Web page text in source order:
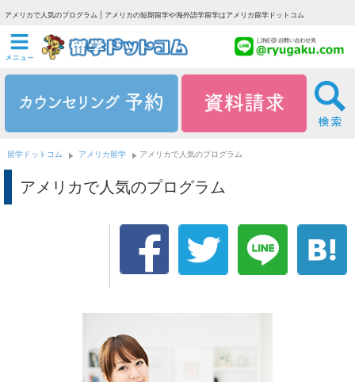
アメリカで人気のプログラム | アメリカの短期留学や海外語学留学はアメリカ留学ドットコム
留学ドットコム アメリカ留学 アメリカで人気のプログラム
アメリカで人気のプログラム